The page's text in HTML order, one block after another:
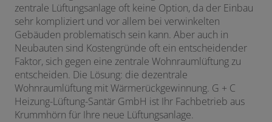
zentrale Lüftungsanlage oft keine Option, da der Einbau
sehr kompliziert und vor allem bei verwinkelten
Gebäuden problematisch sein kann. Aber auch in
Neubauten sind Kostengründe oft ein entscheidender
Faktor, sich gegen eine zentrale Wohnraumlüftung zu
entscheiden. Die Lösung: die dezentrale
Wohnraumlüftung mit Wärmerückgewinnung. G + C
Heizung-Lüftung-Santär GmbH ist Ihr Fachbetrieb aus
Krummhörn für Ihre neue Lüftungsanlage.